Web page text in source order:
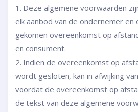
1. Deze algemene voorwaarden
elk aanbod van de ondernemer
gekomen overeenkomst op
en consument.
2. Indien de overeenkomst op
wordt gesloten, kan in afwijking
voordat de overeenkomst op
de tekst van deze algemene